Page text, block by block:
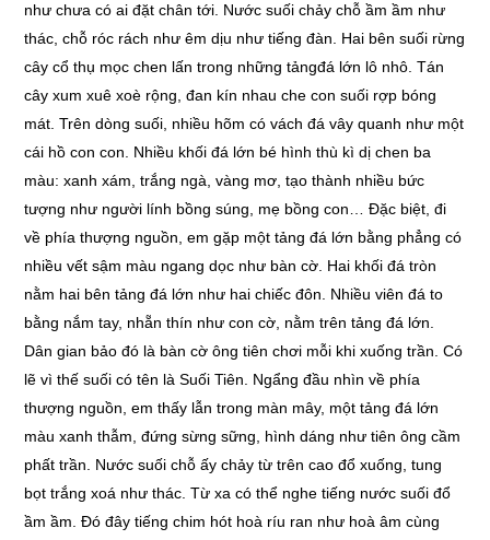
như chưa có ai đặt chân tới. Nước suối chảy chỗ ầm ầm như
thác, chỗ róc rách như êm dịu như tiếng đàn. Hai bên suối rừng
cây cổ thụ mọc chen lấn trong những tảngđá lớn lô nhô. Tán
cây xum xuê xoè rộng, đan kín nhau che con suối rợp bóng
mát. Trên dòng suối, nhiều hõm có vách đá vây quanh như một
cái hồ con con. Nhiều khối đá lớn bé hình thù kì dị chen ba
màu: xanh xám, trắng ngà, vàng mơ, tạo thành nhiều bức
tượng như người lính bồng súng, mẹ bồng con… Đặc biệt, đi
về phía thượng nguồn, em gặp một tảng đá lớn bằng phẳng có
nhiều vết sậm màu ngang dọc như bàn cờ. Hai khối đá tròn
nằm hai bên tảng đá lớn như hai chiếc đôn. Nhiều viên đá to
bằng nắm tay, nhẵn thín như con cờ, nằm trên tảng đá lớn.
Dân gian bảo đó là bàn cờ ông tiên chơi mỗi khi xuống trần. Có
lẽ vì thế suối có tên là Suối Tiên. Ngẩng đầu nhìn về phía
thượng nguồn, em thấy lẫn trong màn mây, một tảng đá lớn
màu xanh thẫm, đứng sừng sững, hình dáng như tiên ông cầm
phất trần. Nước suối chỗ ấy chảy từ trên cao đổ xuống, tung
bọt trắng xoá như thác. Từ xa có thể nghe tiếng nước suối đổ
ầm ầm. Đó đây tiếng chim hót hoà ríu ran như hoà âm cùng